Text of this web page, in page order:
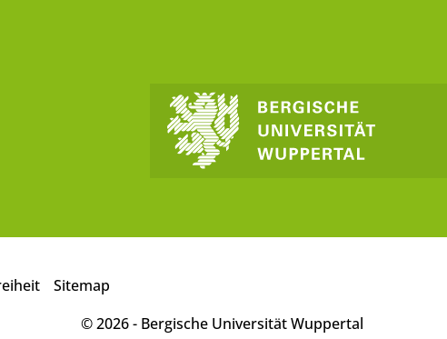
Sitemap
© 2026 - Bergische Universität Wuppertal